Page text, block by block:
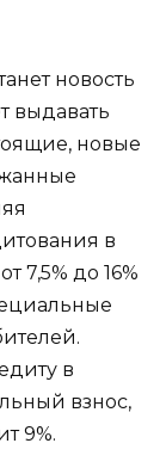
новость
выдавать
новые
в
7,5% до 16%
в
взнос,
9%.